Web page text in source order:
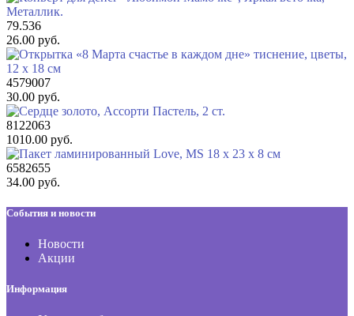
79.536
26.00 руб.
4579007
30.00 руб.
8122063
1010.00 руб.
6582655
34.00 руб.
События и новости
Новости
Акции
Информация